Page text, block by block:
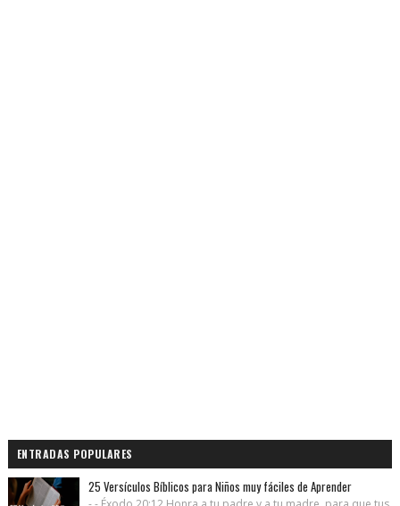
ENTRADAS POPULARES
25 Versículos Bíblicos para Niños muy fáciles de Aprender